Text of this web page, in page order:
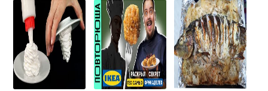
УСЛОВИЯХ
ПРОСТОЙ
РЕЦЕПТ БЕЗ
ЗАКАТЫВАНИЯ